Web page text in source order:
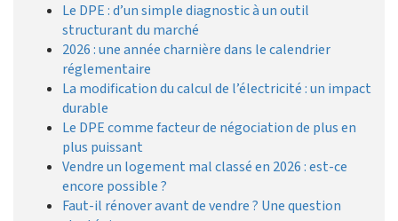
Le DPE : d’un simple diagnostic à un outil
structurant du marché
2026 : une année charnière dans le calendrier
réglementaire
La modification du calcul de l’électricité : un impact
durable
Le DPE comme facteur de négociation de plus en
plus puissant
Vendre un logement mal classé en 2026 : est-ce
encore possible ?
Faut-il rénover avant de vendre ? Une question